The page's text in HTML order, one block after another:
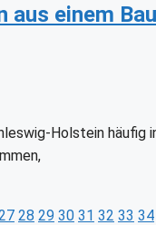
einem
Holstein häufig
28 29 30 31 32 33 34